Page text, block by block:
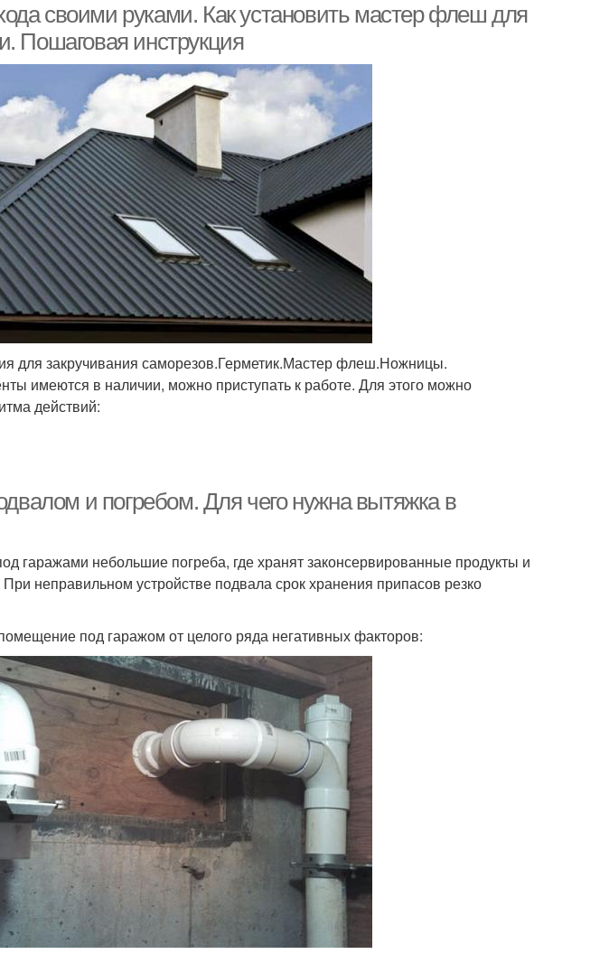
своими руками. Как установить мастер флеш для
Пошаговая инструкция
для закручивания саморезов.Герметик.Мастер флеш.Ножницы.
имеются в наличии, можно приступать к работе. Для этого можно
действий:
и погребом. Для чего нужна вытяжка в
гаражами небольшие погреба, где хранят законсервированные продукты и
неправильном устройстве подвала срок хранения припасов резко
под гаражом от целого ряда негативных факторов: